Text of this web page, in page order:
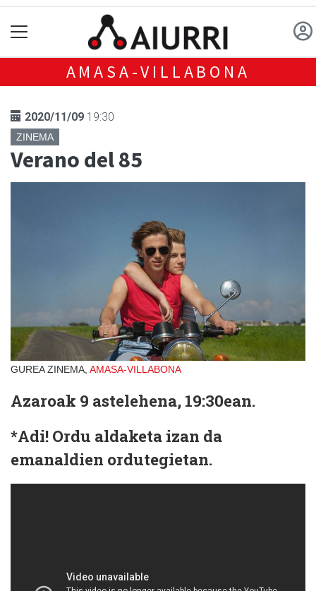
AMASA-VILLABONA
2020/11/09 19:30
ZINEMA
Verano del 85
GUREA ZINEMA, AMASA-VILLABONA
Azaroak 9 astelehena, 19:30ean.
*Adi! Ordu aldaketa izan da
emanaldien ordutegietan.